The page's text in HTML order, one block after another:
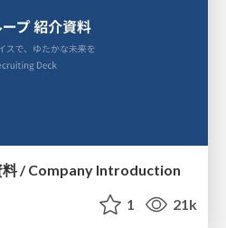
料 / Company Introduction
1 21k